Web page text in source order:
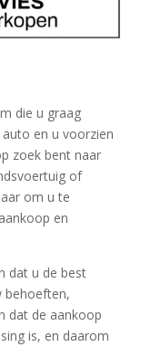
die u graag
en u voorzien
zoek bent naar
of
om u te
en
dat u de best
behoeften,
dat de aankoop
is, en daarom